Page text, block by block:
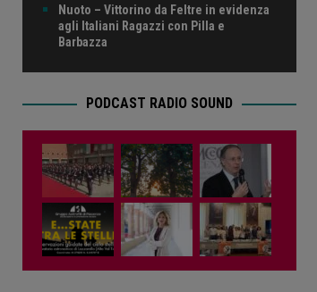
Nuoto – Vittorino da Feltre in evidenza
agli Italiani Ragazzi con Pilla e
Barbazza
PODCAST RADIO SOUND